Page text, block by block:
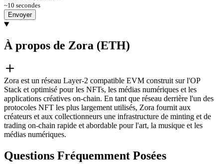
~10 secondes
Envoyer
À propos de Zora (ETH)
Zora est un réseau Layer-2 compatible EVM construit sur l'OP
Stack et optimisé pour les NFTs, les médias numériques et les
applications créatives on-chain. En tant que réseau derrière l'un des
protocoles NFT les plus largement utilisés, Zora fournit aux
créateurs et aux collectionneurs une infrastructure de minting et de
trading on-chain rapide et abordable pour l'art, la musique et les
médias numériques.
Questions Fréquemment Posées